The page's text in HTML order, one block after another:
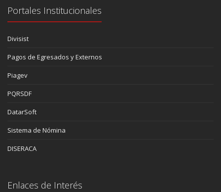
Portales Institucionales
Divisist
Pagos de Egresados y Externos
Piagev
PQRSDF
DatarSoft
Sistema de Nómina
DISERACA
Enlaces de Interés